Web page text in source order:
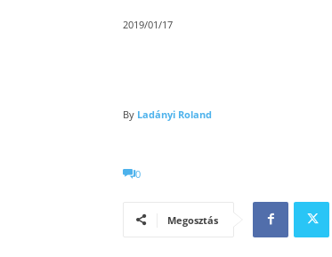
2019/01/17
By Ladányi Roland
0
Megosztás